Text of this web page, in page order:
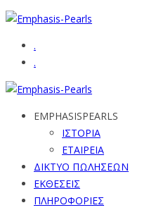
.
.
EMPHASISPEARLS
ΙΣΤΟΡΙΑ
ΕΤΑΙΡΕΙΑ
ΔΙΚΤΥΟ ΠΩΛΗΣΕΩΝ
ΕΚΘΕΣΕΙΣ
ΠΛΗΡΟΦΟΡΙΕΣ